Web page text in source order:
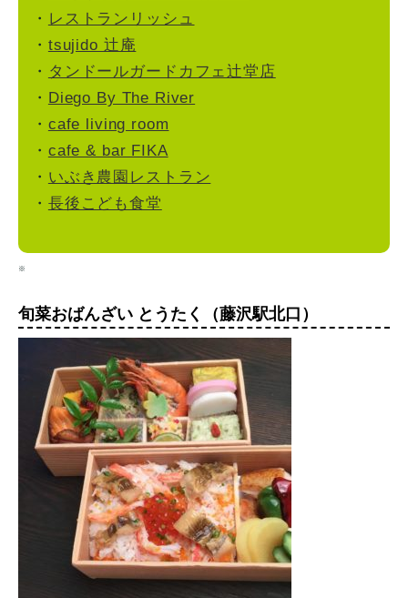
・ レストランリッシュ
・ tsujido 辻庵
・ タンドールガードカフェ辻堂店
・ Diego By The River
・ cafe living room
・ cafe & bar FIKA
・ いぶき農園レストラン
・ 長後こども食堂
※
旬菜おばんざい とうたく（藤沢駅北口）